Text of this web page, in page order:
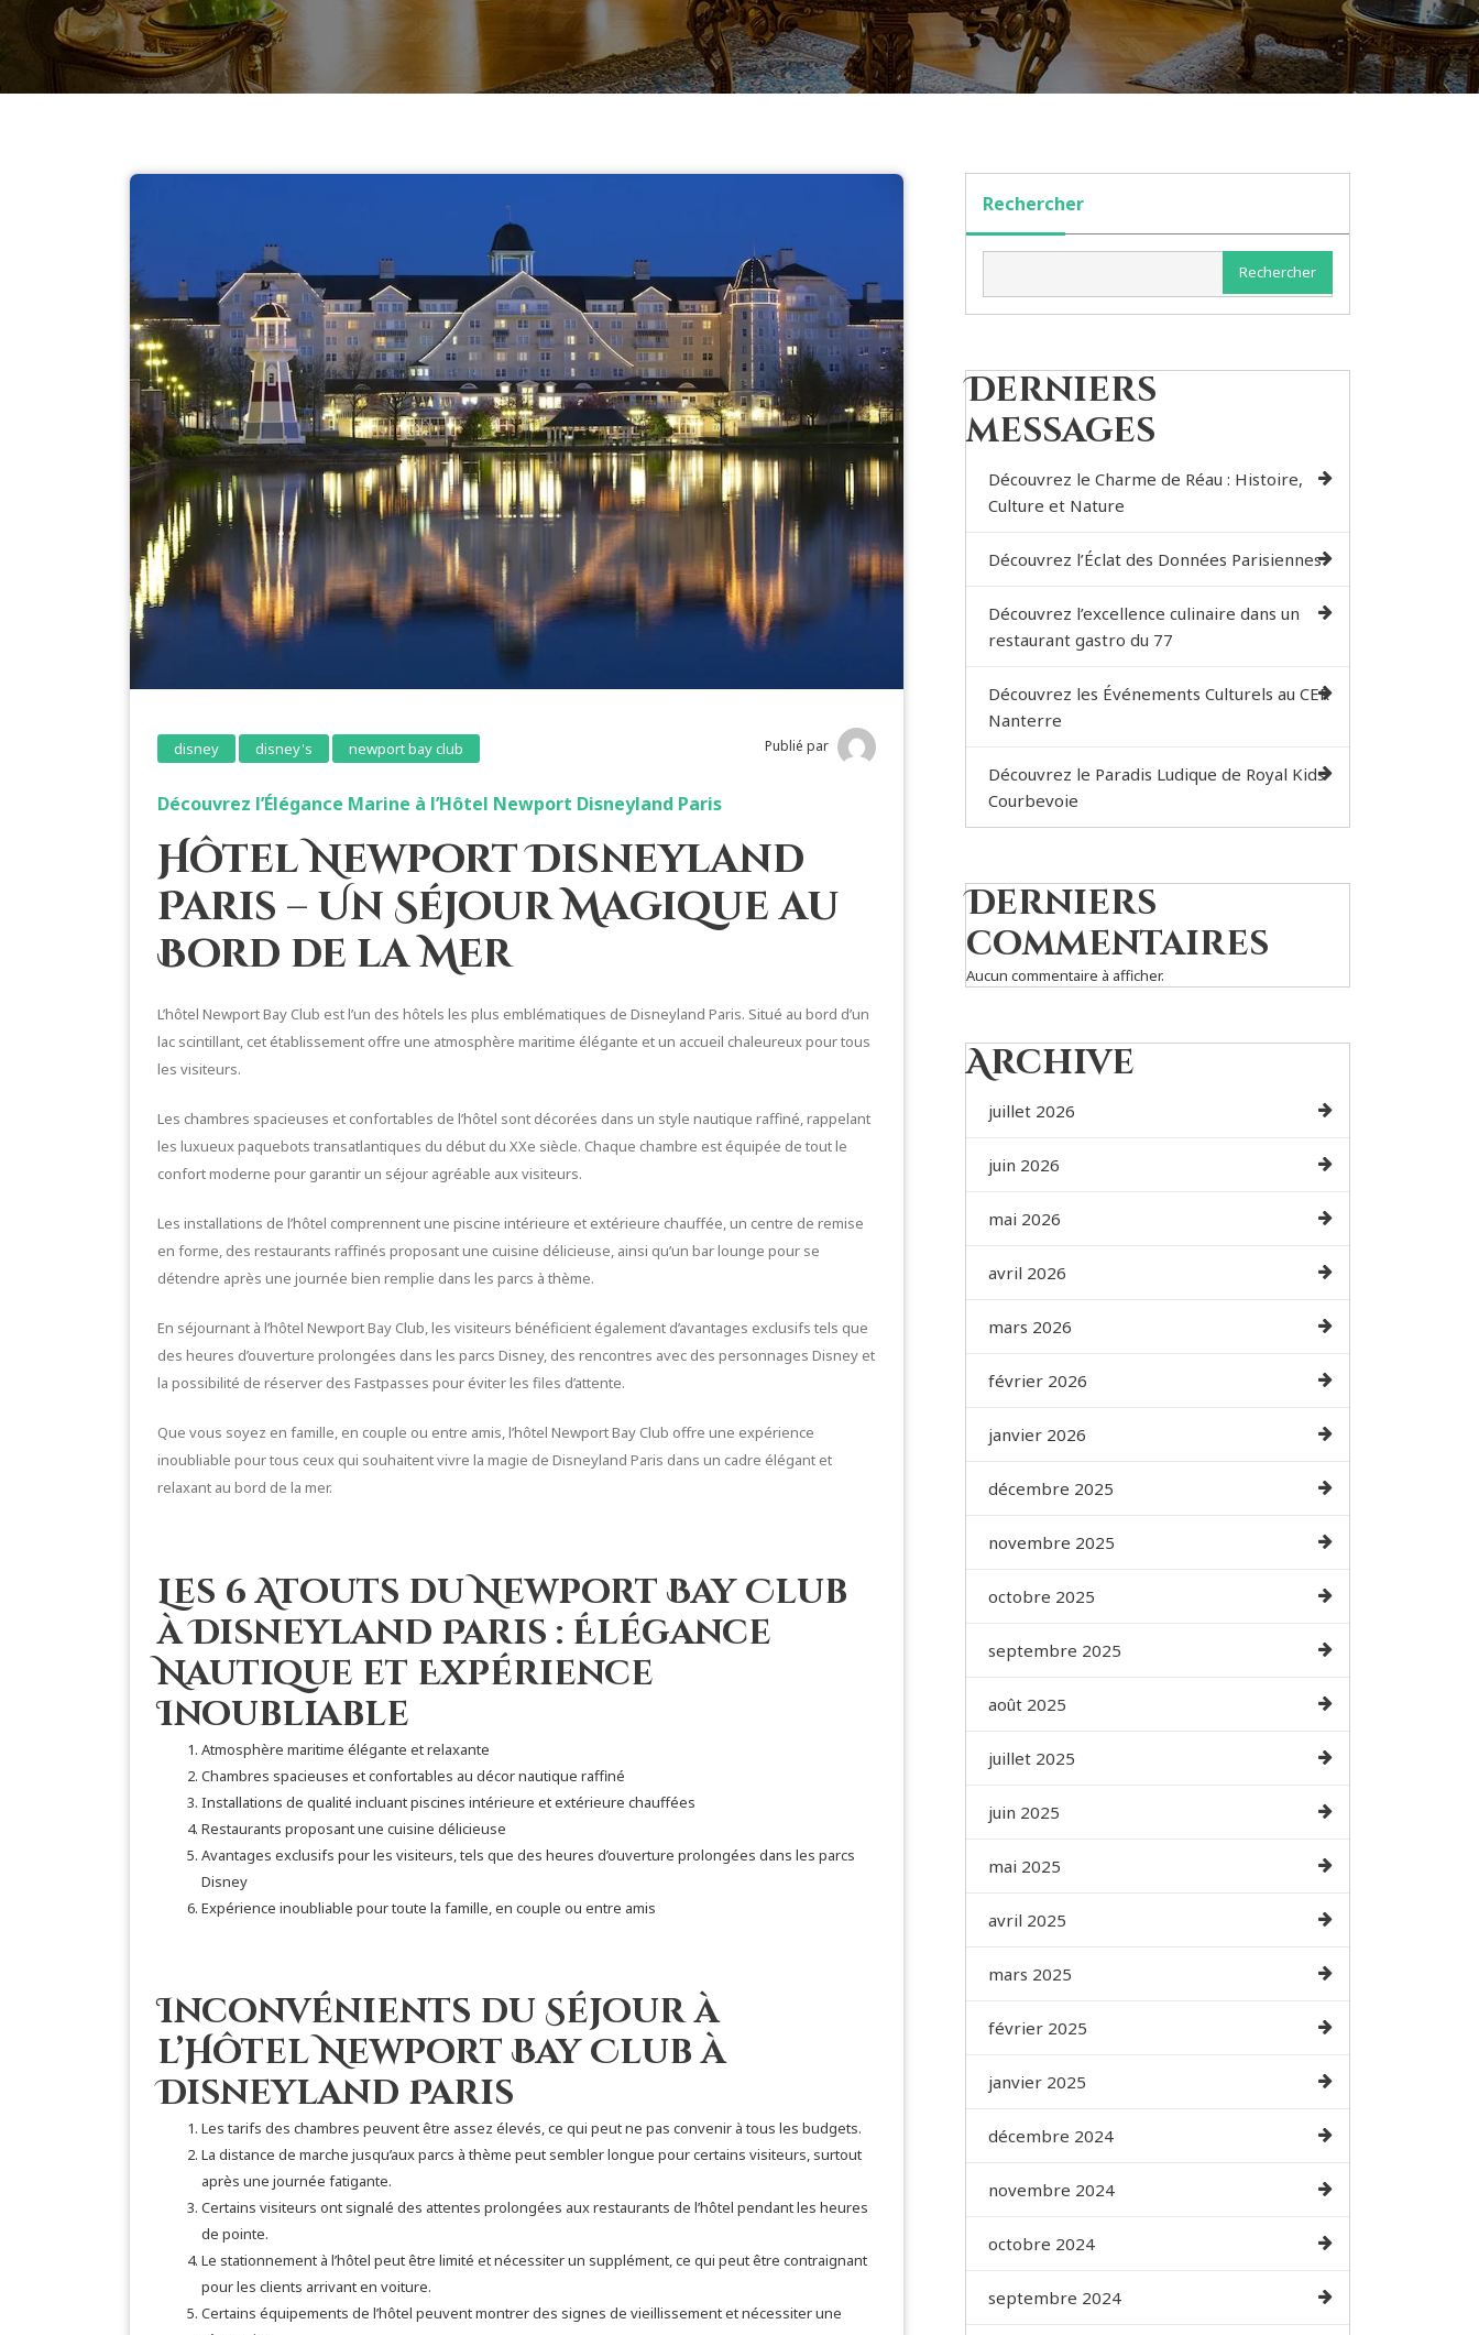
disney disney's newport bay club Publié par
Découvrez l’Élégance Marine à l’Hôtel Newport Disneyland Paris
Hôtel Newport Disneyland
Paris – Un Séjour Magique au
Bord de la Mer
L’hôtel Newport Bay Club est l’un des hôtels les plus emblématiques de Disneyland Paris. Situé au bord d’un
lac scintillant, cet établissement offre une atmosphère maritime élégante et un accueil chaleureux pour tous
les visiteurs.
Les chambres spacieuses et confortables de l’hôtel sont décorées dans un style nautique raffiné, rappelant
les luxueux paquebots transatlantiques du début du XXe siècle. Chaque chambre est équipée de tout le
confort moderne pour garantir un séjour agréable aux visiteurs.
Les installations de l’hôtel comprennent une piscine intérieure et extérieure chauffée, un centre de remise
en forme, des restaurants raffinés proposant une cuisine délicieuse, ainsi qu’un bar lounge pour se
détendre après une journée bien remplie dans les parcs à thème.
En séjournant à l’hôtel Newport Bay Club, les visiteurs bénéficient également d’avantages exclusifs tels que
des heures d’ouverture prolongées dans les parcs Disney, des rencontres avec des personnages Disney et
la possibilité de réserver des Fastpasses pour éviter les files d’attente.
Que vous soyez en famille, en couple ou entre amis, l’hôtel Newport Bay Club offre une expérience
inoubliable pour tous ceux qui souhaitent vivre la magie de Disneyland Paris dans un cadre élégant et
relaxant au bord de la mer.
Les 6 Atouts du Newport Bay Club
à Disneyland Paris : Élégance
Nautique et Expérience
Inoubliable
Atmosphère maritime élégante et relaxante
Chambres spacieuses et confortables au décor nautique raffiné
Installations de qualité incluant piscines intérieure et extérieure chauffées
Restaurants proposant une cuisine délicieuse
Avantages exclusifs pour les visiteurs, tels que des heures d’ouverture prolongées dans les parcs
Disney
Expérience inoubliable pour toute la famille, en couple ou entre amis
Inconvénients du Séjour à
l’Hôtel Newport Bay Club à
Disneyland Paris
Les tarifs des chambres peuvent être assez élevés, ce qui peut ne pas convenir à tous les budgets.
La distance de marche jusqu’aux parcs à thème peut sembler longue pour certains visiteurs, surtout
après une journée fatigante.
Certains visiteurs ont signalé des attentes prolongées aux restaurants de l’hôtel pendant les heures
de pointe.
Le stationnement à l’hôtel peut être limité et nécessiter un supplément, ce qui peut être contraignant
pour les clients arrivant en voiture.
Certains équipements de l’hôtel peuvent montrer des signes de vieillissement et nécessiter une
Rechercher
Rechercher
Derniers
messages
Découvrez le Charme de Réau : Histoire,
Culture et Nature
Découvrez l’Éclat des Données Parisiennes
Découvrez l’excellence culinaire dans un
restaurant gastro du 77
Découvrez les Événements Culturels au CER
Nanterre
Découvrez le Paradis Ludique de Royal Kids
Courbevoie
Derniers
commentaires
Aucun commentaire à afficher.
Archive
juillet 2026
juin 2026
mai 2026
avril 2026
mars 2026
février 2026
janvier 2026
décembre 2025
novembre 2025
octobre 2025
septembre 2025
août 2025
juillet 2025
juin 2025
mai 2025
avril 2025
mars 2025
février 2025
janvier 2025
décembre 2024
novembre 2024
octobre 2024
septembre 2024